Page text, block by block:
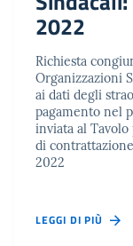
2022
Richiesta
Organizzazioni
ai dati degli
pagamento nel
inviata al Tavolo
di
2022
LEGGI DI PIÙ